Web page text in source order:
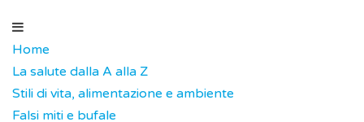
Home
La salute dalla A alla Z
Stili di vita, alimentazione e ambiente
Falsi miti e bufale